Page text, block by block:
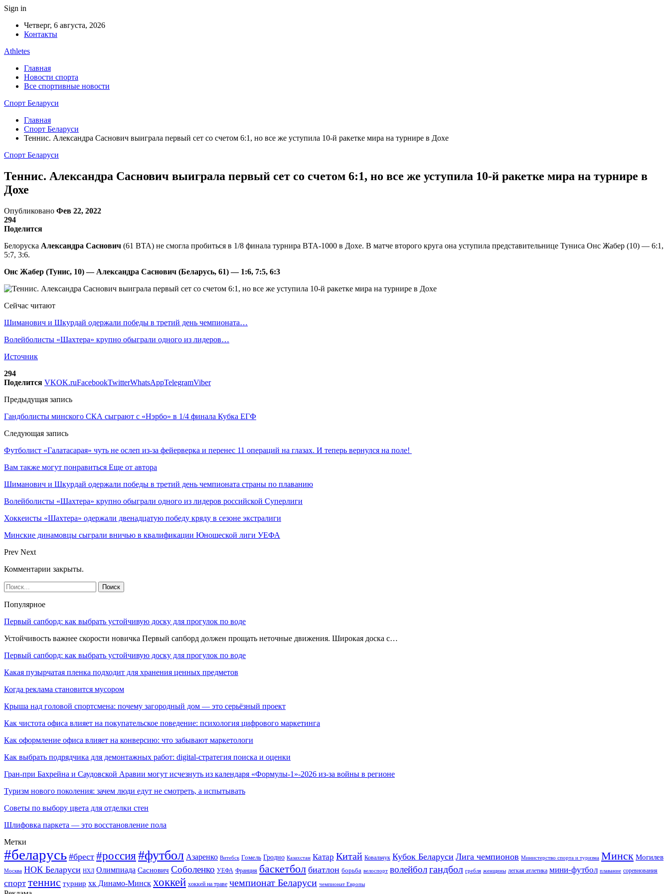
Sign in
Четверг, 6 августа, 2026
Контакты
Athletes
Главная
Новости спорта
Все спортивные новости
Спорт Беларуси
Главная
Спорт Беларуси
Теннис. Александра Саснович выиграла первый сет со счетом 6:1, но все же уступила 10-й ракетке мира на турнире в Дохе
Спорт Беларуси
Теннис. Александра Саснович выиграла первый сет со счетом 6:1, но все же уступила 10-й ракетке мира на турнире в
Дохе
Опубликовано Фев 22, 2022
294
Поделится
Белоруска Александра Саснович (61 ВТА) не смогла пробиться в 1/8 финала турнира ВТА-1000 в Дохе. В матче второго круга она уступила представительнице Туниса Онс Жабер (10) — 6:1,
5:7, 3:6.
Онс Жабер (Тунис, 10) — Александра Саснович (Беларусь, 61) — 1:6, 7:5, 6:3
Сейчас читают
Шиманович и Шкурдай одержали победы в третий день чемпионата…
Волейболисты «Шахтера» крупно обыграли одного из лидеров…
Источник
294
Поделится VKOK.ruFacebookTwitterWhatsAppTelegramViber
Предыдущая запись
Гандболисты минского СКА сыграют с «Нэрбо» в 1/4 финала Кубка ЕГФ
Следующая запись
Футболист «Галатасарая» чуть не ослеп из-за фейерверка и перенес 11 операций на глазах. И теперь вернулся на поле!
Вам также могут понравиться Еще от автора
Шиманович и Шкурдай одержали победы в третий день чемпионата страны по плаванию
Волейболисты «Шахтера» крупно обыграли одного из лидеров российской Суперлиги
Хоккеисты «Шахтера» одержали двенадцатую победу кряду в сезоне экстралиги
Минские динамовцы сыграли вничью в квалификации Юношеской лиги УЕФА
Prev Next
Комментарии закрыты.
Популярное
Первый сапборд: как выбрать устойчивую доску для прогулок по воде
Устойчивость важнее скорости новичка Первый сапборд должен прощать неточные движения. Широкая доска с…
Первый сапборд: как выбрать устойчивую доску для прогулок по воде
Какая пузырчатая пленка подходит для хранения ценных предметов
Когда реклама становится мусором
Крыша над головой спортсмена: почему загородный дом — это серьёзный проект
Как чистота офиса влияет на покупательское поведение: психология цифрового маркетинга
Как оформление офиса влияет на конверсию: что забывают маркетологи
Как выбрать подрядчика для демонтажных работ: digital-стратегия поиска и оценки
Гран-при Бахрейна и Саудовской Аравии могут исчезнуть из календаря «Формулы-1»-2026 из-за войны в регионе
Туризм нового поколения: зачем люди едут не смотреть, а испытывать
Советы по выбору цвета для отделки стен
Шлифовка паркета — это восстановление пола
Метки
#беларусь #брест #россия#футбол Азаренко Витебск Гомель Гродно Казахстан Катар Китай Ковальчук Кубок Беларуси Лига чемпионов Министерство спорта и туризма Минск Могилев
Москва НОК Беларуси НХЛ Олимпиада Саснович Соболенко УЕФА Франция баскетбол биатлон борьба велоспорт волейболгандбол гребля женщины легкая атлетика мини-футбол плавание соревнования
спорт теннис турнир хк Динамо-Минск хоккей хоккей на траве чемпионат Беларуси чемпионат Европы